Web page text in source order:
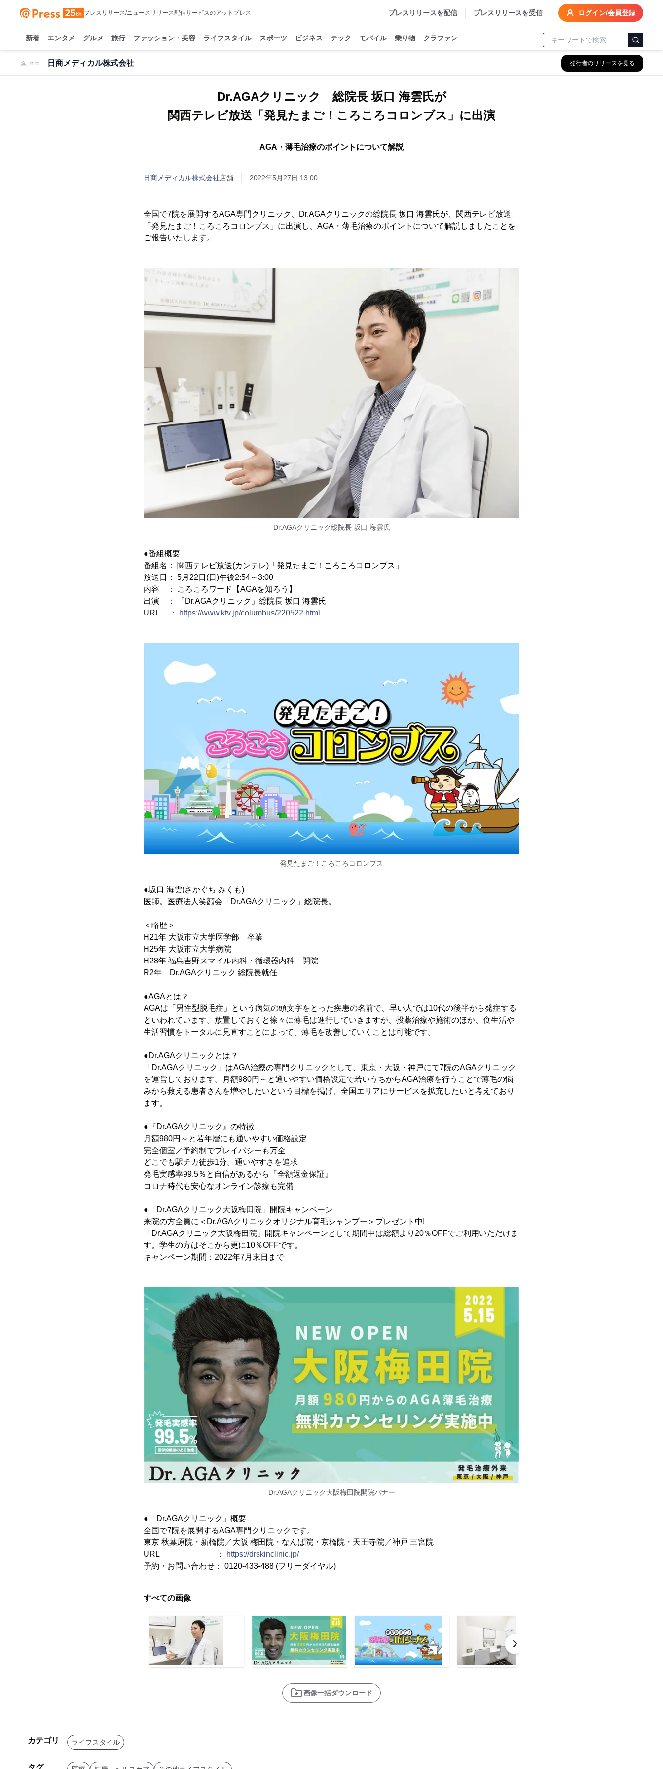
プレスリリース/ニュースリリース配信サービスのアットプレス プレスリリースを配信 プレスリリースを受信 ログイン/会員登録
新着 エンタメ グルメ 旅行 ファッション・美容 ライフスタイル スポーツ ビジネス テック モバイル 乗り物 クラファン
日商メディカル株式会社 発行者のリリースを見る
Dr.AGAクリニック 総院長 坂口 海雲氏が
関西テレビ放送「発見たまご！ころころコロンブス」に出演
AGA・薄毛治療のポイントについて解説
日商メディカル株式会社店舗 2022年5月27日 13:00
全国で7院を展開するAGA専門クリニック、Dr.AGAクリニックの総院長 坂口 海雲氏が、関西テレビ放送
「発見たまご！ころころコロンブス」に出演し、AGA・薄毛治療のポイントについて解説しましたことを
ご報告いたします。
Dr.AGAクリニック総院長 坂口 海雲氏
●番組概要
番組名： 関西テレビ放送(カンテレ)「発見たまご！ころころコロンブス」
放送日： 5月22日(日)午後2:54～3:00
内容 ： ころころワード【AGAを知ろう】
出演 ： 「Dr.AGAクリニック」総院長 坂口 海雲氏
URL ：
https://www.ktv.jp/columbus/220522.html
発見たまご！ころころコロンブス
●坂口 海雲(さかぐち みくも)
医師。医療法人笑顔会「Dr.AGAクリニック」総院長。
＜略歴＞
H21年 大阪市立大学医学部 卒業
H25年 大阪市立大学病院
H28年 福島吉野スマイル内科・循環器内科 開院
R2年 Dr.AGAクリニック 総院長就任
●AGAとは？
AGAは「男性型脱毛症」という病気の頭文字をとった疾患の名前で、早い人では10代の後半から発症する
といわれています。放置しておくと徐々に薄毛は進行していきますが、投薬治療や施術のほか、食生活や
生活習慣をトータルに見直すことによって、薄毛を改善していくことは可能です。
●Dr.AGAクリニックとは？
「Dr.AGAクリニック」はAGA治療の専門クリニックとして、東京・大阪・神戸にて7院のAGAクリニック
を運営しております。月額980円～と通いやすい価格設定で若いうちからAGA治療を行うことで薄毛の悩
みから救える患者さんを増やしたいという目標を掲げ、全国エリアにサービスを拡充したいと考えており
ます。
●『Dr.AGAクリニック』の特徴
月額980円～と若年層にも通いやすい価格設定
完全個室／予約制でプレイバシーも万全
どこでも駅チカ徒歩1分。通いやすさを追求
発毛実感率99.5％と自信があるから『全額返金保証』
コロナ時代も安心なオンライン診療も完備
●「Dr.AGAクリニック大阪梅田院」開院キャンペーン
来院の方全員に＜Dr.AGAクリニックオリジナル育毛シャンプー＞プレゼント中!
「Dr.AGAクリニック大阪梅田院」開院キャンペーンとして期間中は総額より20％OFFでご利用いただけま
す。学生の方はそこから更に10％OFFです。
キャンペーン期間：2022年7月末日まで
Dr.AGAクリニック大阪梅田院開院バナー
●「Dr.AGAクリニック」概要
全国で7院を展開するAGA専門クリニックです。
東京 秋葉原院・新橋院／大阪 梅田院・なんば院・京橋院・天王寺院／神戸 三宮院
URL ：
https://drskinclinic.jp/
予約・お問い合わせ： 0120-433-488 (フリーダイヤル)
すべての画像
画像一括ダウンロード
カテゴリ ライフスタイル